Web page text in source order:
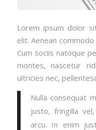
Lorem ipsum dolor
elit. Aenean
Cum sociis natoque
montes, nascetur
ultricies nec,
Nulla consequat
justo, fringilla
arcu. In enim